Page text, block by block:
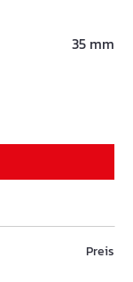
35 mm
Preis